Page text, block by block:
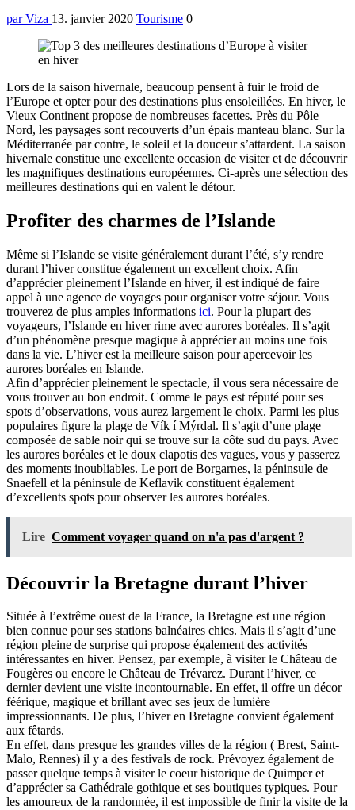
par Viza 13. janvier 2020 Tourisme 0
Lors de la saison hivernale, beaucoup pensent à fuir le froid de
l’Europe et opter pour des destinations plus ensoleillées. En hiver, le
Vieux Continent propose de nombreuses facettes. Près du Pôle
Nord, les paysages sont recouverts d’un épais manteau blanc. Sur la
Méditerranée par contre, le soleil et la douceur s’attardent. La saison
hivernale constitue une excellente occasion de visiter et de découvrir
les magnifiques destinations européennes. Ci-après une sélection des
meilleures destinations qui en valent le détour.
Profiter des charmes de l’Islande
Même si l’Islande se visite généralement durant l’été, s’y rendre
durant l’hiver constitue également un excellent choix. Afin
d’apprécier pleinement l’Islande en hiver, il est indiqué de faire
appel à une agence de voyages pour organiser votre séjour. Vous
trouverez de plus amples informations ici. Pour la plupart des
voyageurs, l’Islande en hiver rime avec aurores boréales. Il s’agit
d’un phénomène presque magique à apprécier au moins une fois
dans la vie. L’hiver est la meilleure saison pour apercevoir les
aurores boréales en Islande.
Afin d’apprécier pleinement le spectacle, il vous sera nécessaire de
vous trouver au bon endroit. Comme le pays est réputé pour ses
spots d’observations, vous aurez largement le choix. Parmi les plus
populaires figure la plage de Vík í Mýrdal. Il s’agit d’une plage
composée de sable noir qui se trouve sur la côte sud du pays. Avec
les aurores boréales et le doux clapotis des vagues, vous y passerez
des moments inoubliables. Le port de Borgarnes, la péninsule de
Snaefell et la péninsule de Keflavik constituent également
d’excellents spots pour observer les aurores boréales.
Lire Comment voyager quand on n'a pas d'argent ?
Découvrir la Bretagne durant l’hiver
Située à l’extrême ouest de la France, la Bretagne est une région
bien connue pour ses stations balnéaires chics. Mais il s’agit d’une
région pleine de surprise qui propose également des activités
intéressantes en hiver. Pensez, par exemple, à visiter le Château de
Fougères ou encore le Château de Trévarez. Durant l’hiver, ce
dernier devient une visite incontournable. En effet, il offre un décor
féérique, magique et brillant avec ses jeux de lumière
impressionnants. De plus, l’hiver en Bretagne convient également
aux fêtards.
En effet, dans presque les grandes villes de la région ( Brest, Saint-
Malo, Rennes) il y a des festivals de rock. Prévoyez également de
passer quelque temps à visiter le coeur historique de Quimper et
d’apprécier sa Cathédrale gothique et ses boutiques typiques. Pour
les amoureux de la randonnée, il est impossible de finir la visite de la